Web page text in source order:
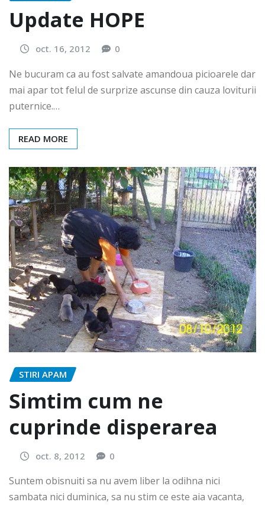
Update HOPE
oct. 16, 2012 0
Ne bucuram ca au fost salvate amandoua picioarele dar
mai apar tot felul de surprize ascunse din cauza loviturii
puternice.…
READ MORE
STIRI APAM
Simtim cum ne
cuprinde disperarea
oct. 8, 2012 0
Suntem obisnuiti sa nu avem liber la odihna nici
sambata nici duminica, sa nu stim ce este aia vacanta,